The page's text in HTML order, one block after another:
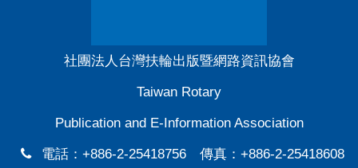
社團法人台灣扶輪出版暨網路資訊協會
Taiwan Rotary
Publication and E-Information Association
電話：+886-2-25418756 傳真：+886-2-25418608